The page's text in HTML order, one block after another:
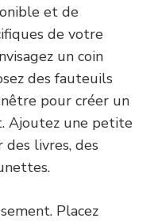
et de
de votre
un coin
des fauteuils
pour créer un
Ajoutez une petite
livres, des
Placez